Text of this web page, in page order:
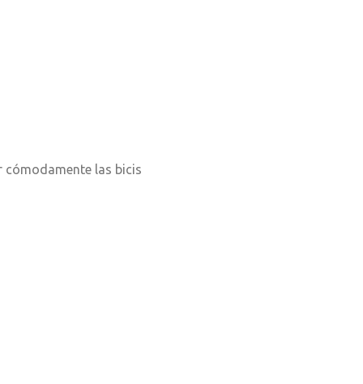
cómodamente las bicis